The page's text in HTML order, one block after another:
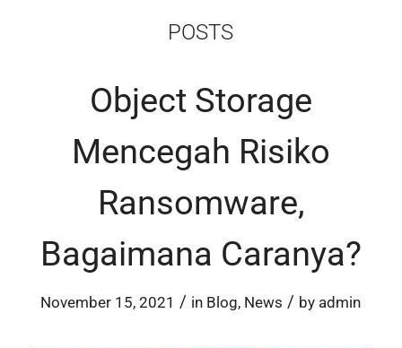
POSTS
Object Storage
Mencegah Risiko
Ransomware,
Bagaimana Caranya?
November 15, 2021 / in Blog, News / by admin